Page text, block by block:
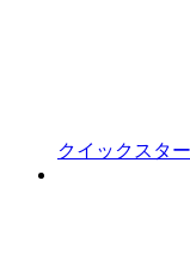
クイックスタ